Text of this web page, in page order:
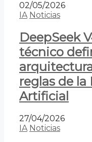
02/05/2026
IA Noticias
DeepSeek
técnico
reglas de
Artificial
27/04/2026
IA Noticias